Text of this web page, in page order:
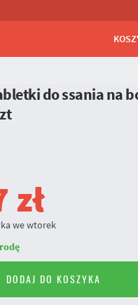
do ssania na
zł
we wtorek
DODAJ DO KOSZYKA